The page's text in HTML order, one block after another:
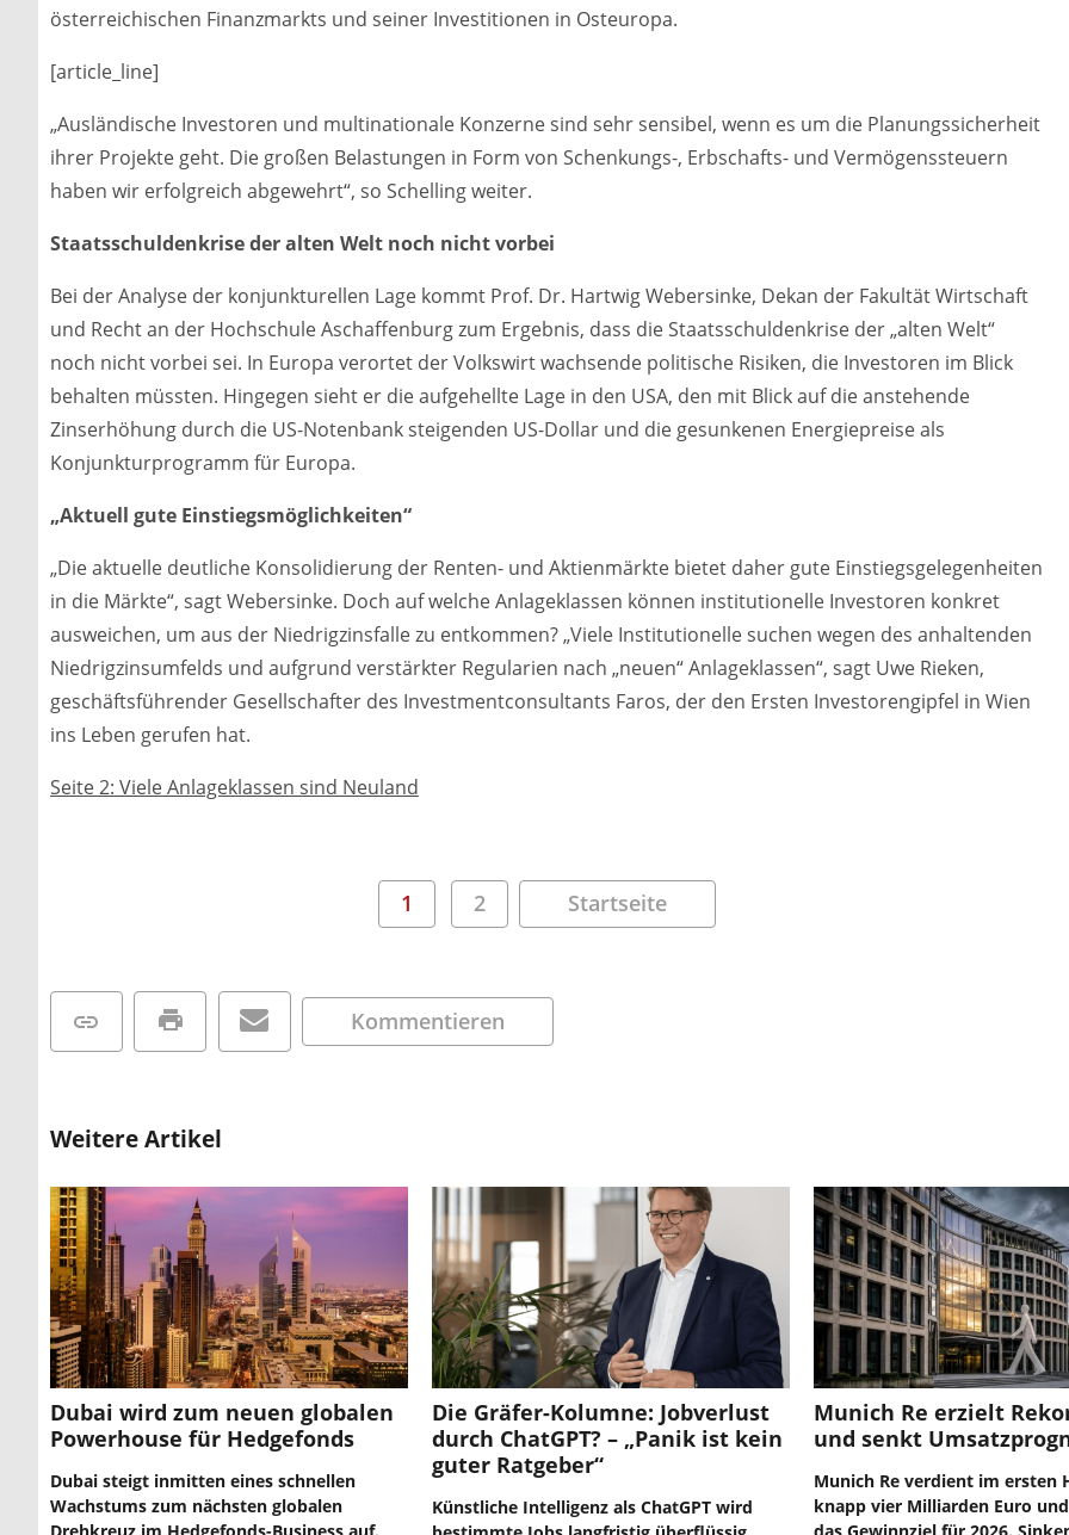
österreichischen Finanzmarkts und seiner Investitionen in Osteuropa.
[article_line]
„Ausländische Investoren und multinationale Konzerne sind sehr sensibel, wenn es um die Planungssicherheit
ihrer Projekte geht. Die großen Belastungen in Form von Schenkungs-, Erbschafts- und Vermögenssteuern
haben wir erfolgreich abgewehrt“, so Schelling weiter.
Staatsschuldenkrise der alten Welt noch nicht vorbei
Bei der Analyse der konjunkturellen Lage kommt Prof. Dr. Hartwig Webersinke, Dekan der Fakultät Wirtschaft
und Recht an der Hochschule Aschaffenburg zum Ergebnis, dass die Staatsschuldenkrise der „alten Welt“
noch nicht vorbei sei. In Europa verortet der Volkswirt wachsende politische Risiken, die Investoren im Blick
behalten müssten. Hingegen sieht er die aufgehellte Lage in den USA, den mit Blick auf die anstehende
Zinserhöhung durch die US-Notenbank steigenden US-Dollar und die gesunkenen Energiepreise als
Konjunkturprogramm für Europa.
„Aktuell gute Einstiegsmöglichkeiten“
„Die aktuelle deutliche Konsolidierung der Renten- und Aktienmärkte bietet daher gute Einstiegsgelegenheiten
in die Märkte“, sagt Webersinke. Doch auf welche Anlageklassen können institutionelle Investoren konkret
ausweichen, um aus der Niedrigzinsfalle zu entkommen? „Viele Institutionelle suchen wegen des anhaltenden
Niedrigzinsumfelds und aufgrund verstärkter Regularien nach „neuen“ Anlageklassen“, sagt Uwe Rieken,
geschäftsführender Gesellschafter des Investmentconsultants Faros, der den Ersten Investorengipfel in Wien
ins Leben gerufen hat.
Seite 2: Viele Anlageklassen sind Neuland
1 2 Startseite
Kommentieren
Weitere Artikel
Dubai wird zum neuen globalen
Powerhouse für Hedgefonds
Dubai steigt inmitten eines schnellen
Wachstums zum nächsten globalen
Die Gräfer-Kolumne: Jobverlust
durch ChatGPT? – „Panik ist kein
guter Ratgeber“
Künstliche Intelligenz als ChatGPT wird
Munich Re erzielt
und senkt
Munich Re verdient im ersten
knapp vier Milliarden Euro